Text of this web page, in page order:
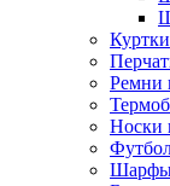
Куртки
Ремни
Носки